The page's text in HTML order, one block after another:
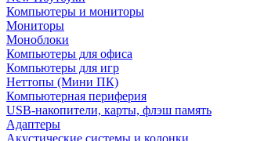
Компьютеры и мониторы
Мониторы
Моноблоки
Компьютеры для офиса
Компьютеры для игр
Неттопы (Мини ПК)
Компьютерная периферия
USB-накопители, карты, флэш память
Адаптеры
Акустические системы и колонки